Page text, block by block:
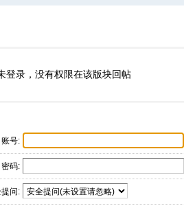
登录，没有权限在该版块回帖
账号:
密码:
问: